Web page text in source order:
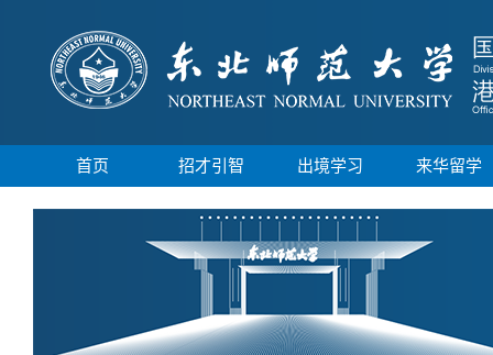
首页 招才引智 出境学习 来华留学